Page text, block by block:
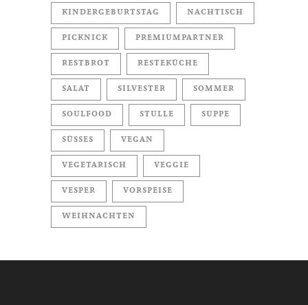
KINDERGEBURTSTAG NACHTISCH
PICKNICK PREMIUMPARTNER
RESTBROT RESTEKÜCHE
SALAT SILVESTER SOMMER
SOULFOOD STULLE SUPPE
SÜSSES VEGAN
VEGETARISCH VEGGIE
VESPER VORSPEISE
WEIHNACHTEN